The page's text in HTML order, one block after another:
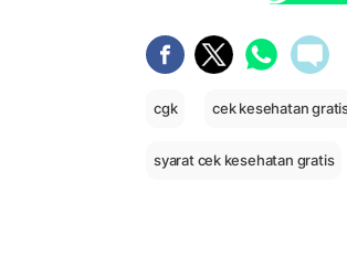
cgk cek kesehatan
syarat cek kesehatan gratis